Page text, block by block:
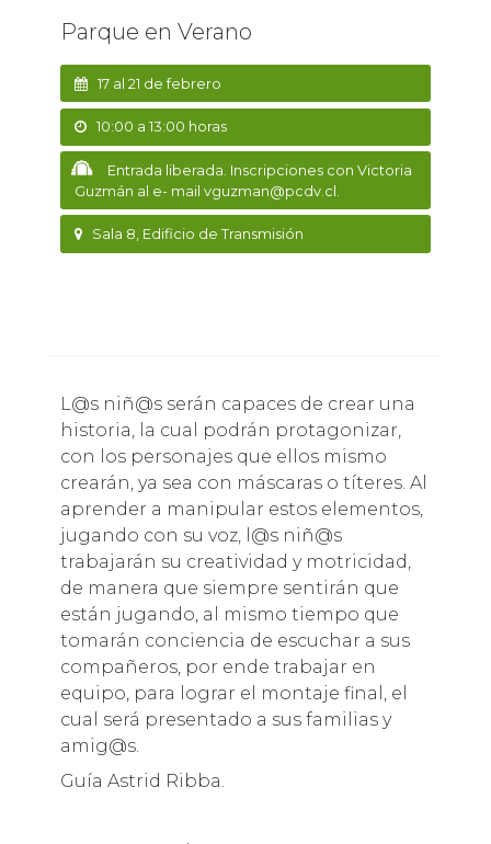
Parque en Verano
17 al 21 de febrero
10:00 a 13:00 horas
Entrada liberada. Inscripciones con Victoria
Guzmán al e- mail vguzman@pcdv.cl.
Sala 8, Edificio de Transmisión
L@s niñ@s serán capaces de crear una
historia, la cual podrán protagonizar,
con los personajes que ellos mismo
crearán, ya sea con máscaras o títeres. Al
aprender a manipular estos elementos,
jugando con su voz, l@s niñ@s
trabajarán su creatividad y motricidad,
de manera que siempre sentirán que
están jugando, al mismo tiempo que
tomarán conciencia de escuchar a sus
compañeros, por ende trabajar en
equipo, para lograr el montaje final, el
cual será presentado a sus familias y
amig@s.
Guía Astrid Ribba.